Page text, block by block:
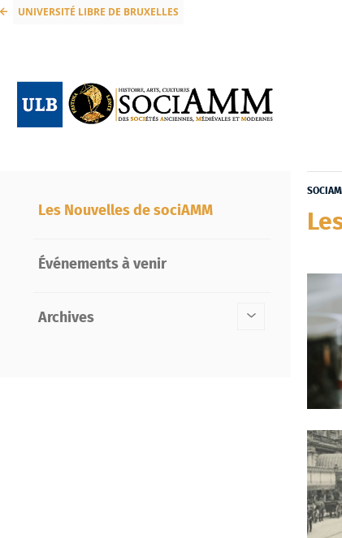
UNIVERSITÉ LIBRE DE BRUXELLES
Les Nouvelles de sociAMM
Événements à venir
Archives